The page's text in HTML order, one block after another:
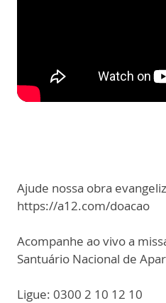
Ajude nossa obra
https://a12.com/doacao
Acompanhe ao vivo a
Santuário Nacional de
Ligue: 0300 2 10 12 10